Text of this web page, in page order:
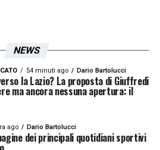
NEWS
54 minuti ago Dario Bartolucci
la Lazio? La proposta di Giuffredi
ma ancora nessuna apertura: il
ago Dario Bartolucci
dei principali quotidiani sportivi